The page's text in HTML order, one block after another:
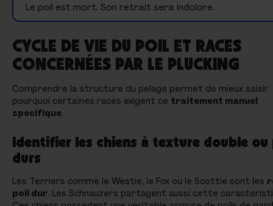
Le poil est mort. Son retrait sera indolore.
CYCLE DE VIE DU POIL ET RACES
CONCERNÉES PAR LE PLUCKING
Comprendre la structure du pelage permet de mieux saisir
pourquoi certaines races exigent ce traitement manuel
spécifique.
Identifier les chiens à texture double ou
durs
Les Terriers comme le Westie, le Fox ou le Scottie sont les
poil dur. Les Schnauzers partagent aussi cette